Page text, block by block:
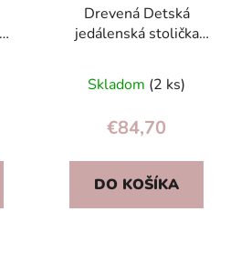
Drevená Detská
jedálenská stolička
hodnotenie
produktu
je
5,0
z
Skladom (2 ks)
€84,70
DO KOŠÍKA